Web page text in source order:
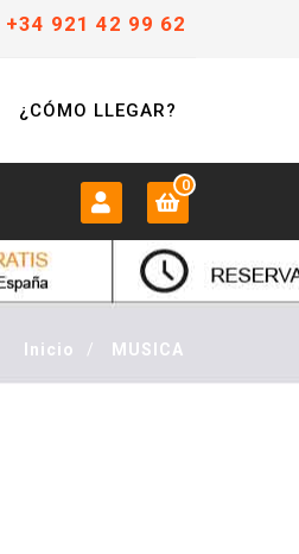
+34 921 42 99 62
¿CÓMO LLEGAR?
0
0 €
Inicio / MUSICA